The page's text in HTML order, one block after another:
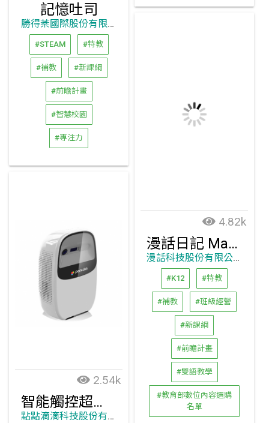
記憶吐司
勝得棻國際股份有限公司
#STEAM #特教
#補教 #新課綱
#前瞻計畫
#智慧校園
#專注力
4.82k
漫話日記 MangaChat
漫話科技股份有限公司
#K12 #特教
#補教 #班級經營
#新課綱
#前瞻計畫
#雙語教學
#教育部數位內容選購
名單
2.54k
智能觸控超短焦投影機
點點滴滴科技股份有限公司